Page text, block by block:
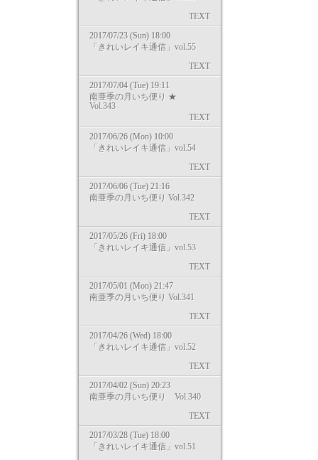
TEXT
2017/07/23 (Sun) 18:00
「きれいレイキ通信」vol.55
TEXT
2017/07/04 (Tue) 19:11
南亜季の月いち便り ★
Vol.343
TEXT
2017/06/26 (Mon) 10:00
「きれいレイキ通信」vol.54
TEXT
2017/06/06 (Tue) 21:16
南亜季の月いち便り Vol.342
TEXT
2017/05/26 (Fri) 18:00
「きれいレイキ通信」vol.53
TEXT
2017/05/01 (Mon) 21:47
南亜季の月いち便り Vol.341
TEXT
2017/04/26 (Wed) 18:00
「きれいレイキ通信」vol.52
TEXT
2017/04/02 (Sun) 20:23
南亜季の月いち便り Vol.340
TEXT
2017/03/28 (Tue) 18:00
「きれいレイキ通信」vol.51